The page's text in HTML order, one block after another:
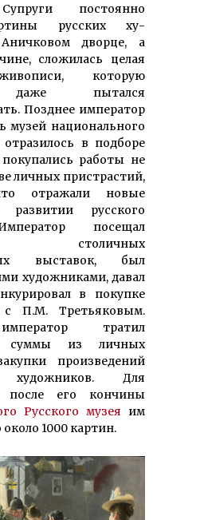
постоянно
русских ху­
дворце, а
сложилась целая
которую
даже пытался
Позднее император
музей национального
отразилось в подборе
работы не
личных пристрастий,
отражали новые
русского
посещал
столичных
выставок, был
художниками, давал
в покупке
с П.М. Третьяковым.
тратил
суммы из личных
произведений
художников. Для
после его кончины
Русского музея им
1000 картин.